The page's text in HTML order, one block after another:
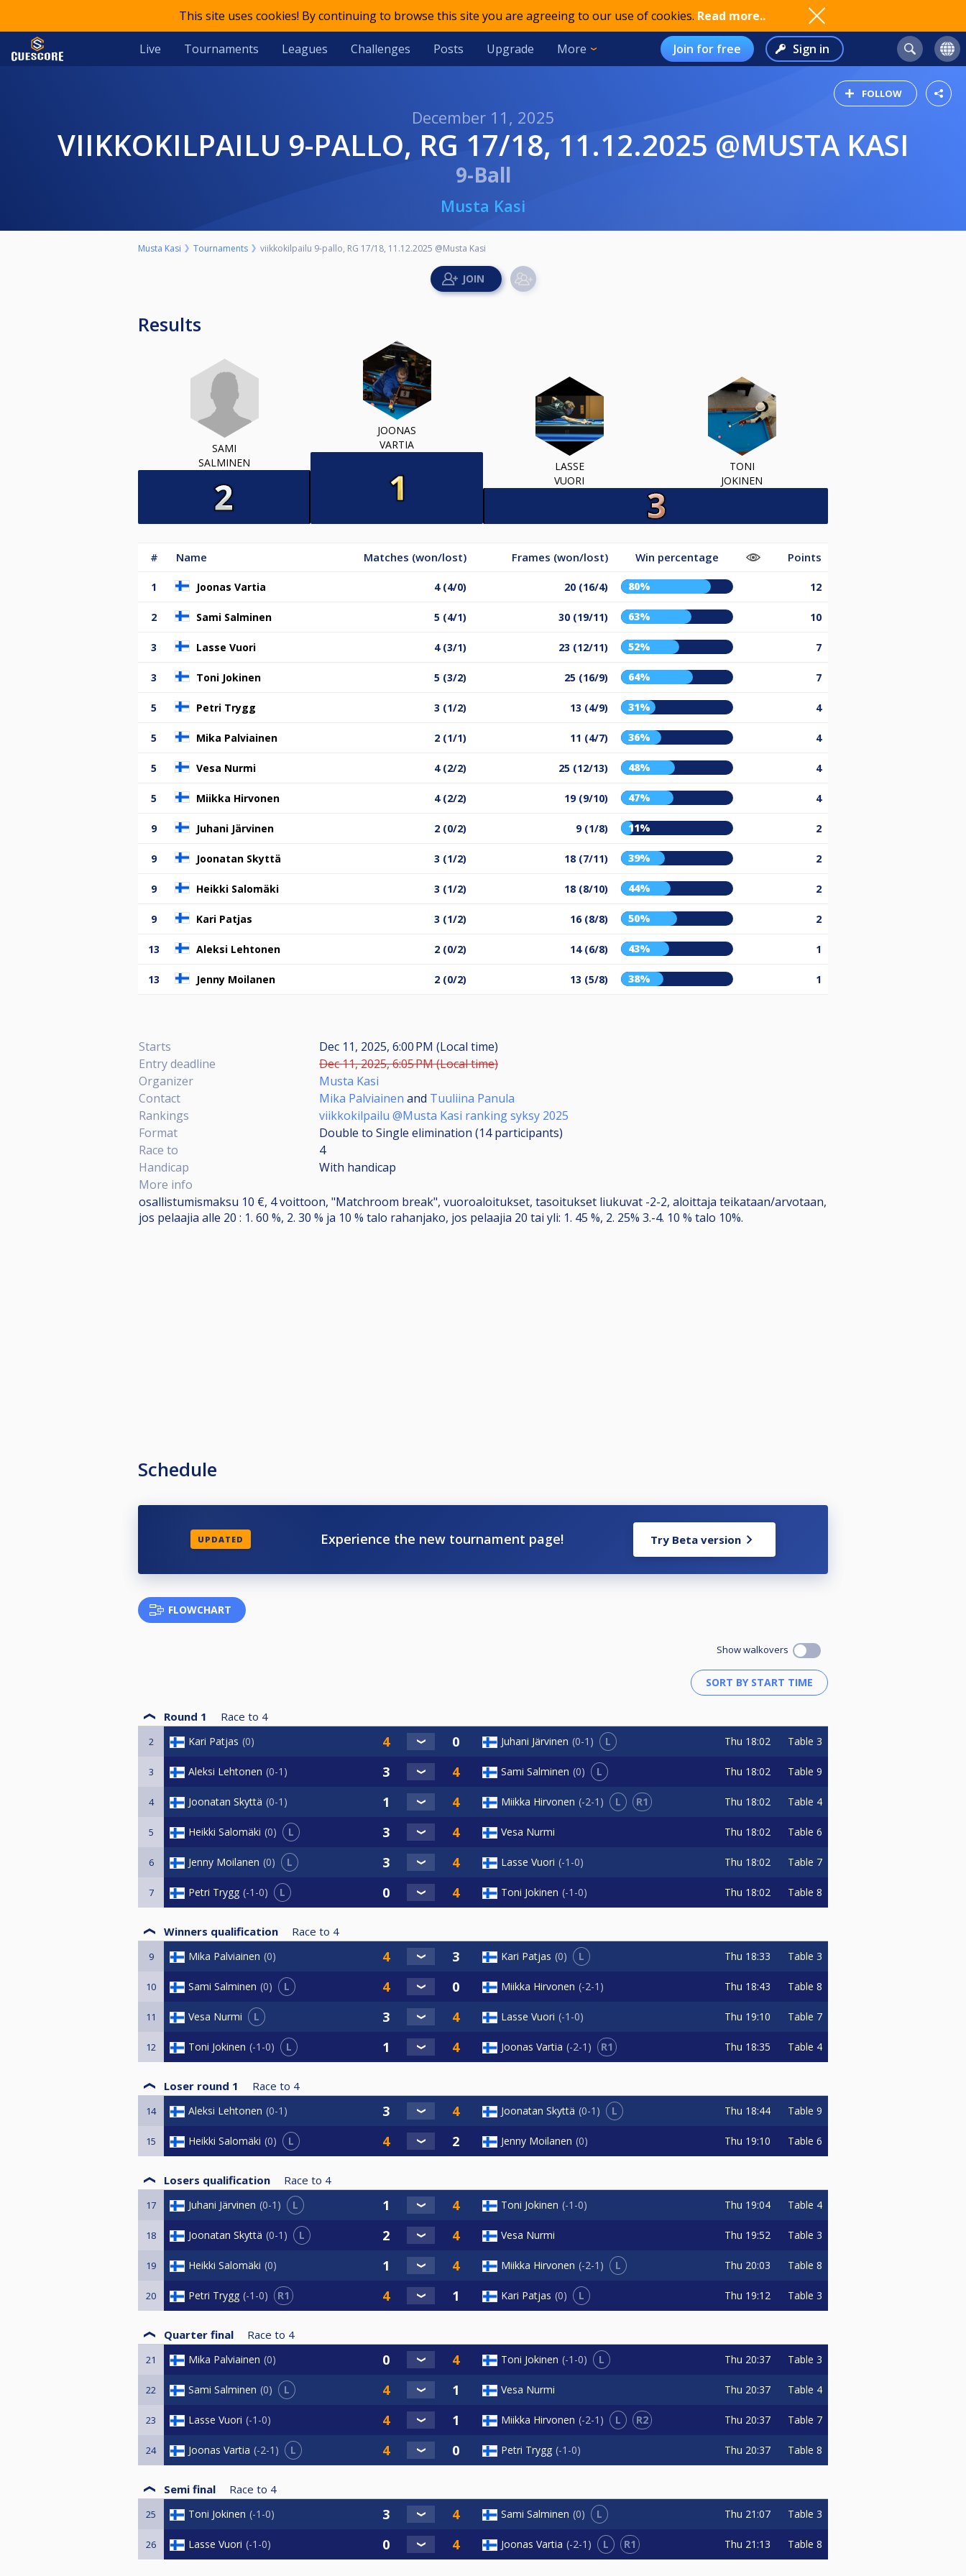
This site uses cookies! By continuing to browse this site you are agreeing to our use of cookies. Read more..
Live Tournaments Leagues Challenges Posts Upgrade More Join for free Sign in
FOLLOW
December 11, 2025
VIIKKOKILPAILU 9-PALLO, RG 17/18, 11.12.2025 @MUSTA KASI
9-Ball
Musta Kasi
Musta Kasi Tournaments viikkokilpailu 9-pallo, RG 17/18, 11.12.2025 @Musta Kasi
Results
SAMI
SALMINEN
JOONAS
VARTIA
LASSE
VUORI
TONI
JOKINEN
# Name Matches (won/lost) Frames (won/lost) Win percentage Points
1 Joonas Vartia 4 (4/0) 20 (16/4) 80% 12
2 Sami Salminen 5 (4/1) 30 (19/11) 63% 10
3 Lasse Vuori 4 (3/1) 23 (12/11) 52% 7
3 Toni Jokinen 5 (3/2) 25 (16/9) 64% 7
5 Petri Trygg 3 (1/2) 13 (4/9) 31% 4
5 Mika Palviainen 2 (1/1) 11 (4/7) 36% 4
5 Vesa Nurmi 4 (2/2) 25 (12/13) 48% 4
5 Miikka Hirvonen 4 (2/2) 19 (9/10) 47% 4
9 Juhani Järvinen 2 (0/2) 9 (1/8) 11% 2
9 Joonatan Skyttä 3 (1/2) 18 (7/11) 39% 2
9 Heikki Salomäki 3 (1/2) 18 (8/10) 44% 2
9 Kari Patjas 3 (1/2) 16 (8/8) 50% 2
13 Aleksi Lehtonen 2 (0/2) 14 (6/8) 43% 1
13 Jenny Moilanen 2 (0/2) 13 (5/8) 38% 1
Starts
Dec 11, 2025, 6:00 PM (Local time)
Entry deadline
Dec 11, 2025, 6:05 PM (Local time)
Organizer
Musta Kasi
Contact
Mika Palviainen and Tuuliina Panula
Rankings
viikkokilpailu @Musta Kasi ranking syksy 2025
Format
Double to Single elimination (14participants)
Race to
4
Handicap
With handicap
More info
osallistumismaksu 10 €, 4 voittoon, "Matchroom break", vuoroaloitukset, tasoitukset liukuvat -2-2, aloittaja teikataan/arvotaan,
jos pelaajia alle 20 : 1. 60 %, 2. 30 % ja 10 % talo rahanjako, jos pelaajia 20 tai yli: 1. 45 %, 2. 25% 3.-4. 10 % talo 10%.
Schedule
UPDATED Experience the new tournament page! Try Beta version
FLOWCHART
Show walkovers
Round 1 Race to 4
2 Kari Patjas 0 Juhani Järvinen 0-1 L Thu 18:02 Table 3
3 Aleksi Lehtonen 0-1 Sami Salminen 0 L Thu 18:02 Table 9
4 Joonatan Skyttä 0-1 Miikka Hirvonen -2-1 L R1 Thu 18:02 Table 4
5 Heikki Salomäki 0 L Vesa Nurmi Thu 18:02 Table 6
6 Jenny Moilanen 0 L Lasse Vuori -1-0 Thu 18:02 Table 7
7 Petri Trygg -1-0 L Toni Jokinen -1-0 Thu 18:02 Table 8
Winners qualification Race to 4
9 Mika Palviainen 0 Kari Patjas 0 L Thu 18:33 Table 3
10 Sami Salminen 0 L Miikka Hirvonen -2-1 Thu 18:43 Table 8
11 Vesa Nurmi L Lasse Vuori -1-0 Thu 19:10 Table 7
12 Toni Jokinen -1-0 L Joonas Vartia -2-1 R1 Thu 18:35 Table 4
Loser round 1 Race to 4
14 Aleksi Lehtonen 0-1 Joonatan Skyttä 0-1 L Thu 18:44 Table 9
15 Heikki Salomäki 0 L Jenny Moilanen 0 Thu 19:10 Table 6
Losers qualification Race to 4
17 Juhani Järvinen 0-1 L Toni Jokinen -1-0 Thu 19:04 Table 4
18 Joonatan Skyttä 0-1 L Vesa Nurmi Thu 19:52 Table 3
19 Heikki Salomäki 0 Miikka Hirvonen -2-1 L Thu 20:03 Table 8
20 Petri Trygg -1-0 R1 Kari Patjas 0 L Thu 19:12 Table 3
Quarter final Race to 4
21 Mika Palviainen 0 Toni Jokinen -1-0 L Thu 20:37 Table 3
22 Sami Salminen 0 L Vesa Nurmi Thu 20:37 Table 4
23 Lasse Vuori -1-0 Miikka Hirvonen -2-1 L R2 Thu 20:37 Table 7
24 Joonas Vartia -2-1 L Petri Trygg -1-0 Thu 20:37 Table 8
Semi final Race to 4
25 Toni Jokinen -1-0 Sami Salminen 0 L Thu 21:07 Table 3
26 Lasse Vuori -1-0 Joonas Vartia -2-1 L R1 Thu 21:13 Table 8